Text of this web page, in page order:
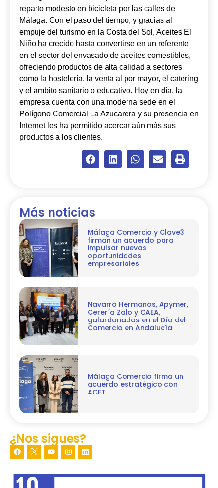
reparto modesto en bicicleta por las calles de
Málaga. Con el paso del tiempo, y gracias al
empuje del turismo en la Costa del Sol, Aceites El
Niño ha crecido hasta convertirse en un referente
en el sector del envasado de aceites comestibles,
ofreciendo productos de alta calidad a sectores
como la hostelería, la venta al por mayor, el catering
y el ámbito sanitario o educativo. Hoy en día, la
empresa cuenta con una moderna sede en el
Polígono Comercial La Azucarera y su presencia en
Internet les ha permitido acercar aún más sus
productos a los clientes.
Más noticias
Málaga Comercio y Clave3
firman un acuerdo para
impulsar nuevas
oportunidades
empresariales
Navarro Hermanos, Apymer,
Cerería Zalo y CAEA,
galardonados en el Día del
Comercio en Andalucía
Málaga Comercio firma un
acuerdo estratégico con
ACET
¿Nos sigues?